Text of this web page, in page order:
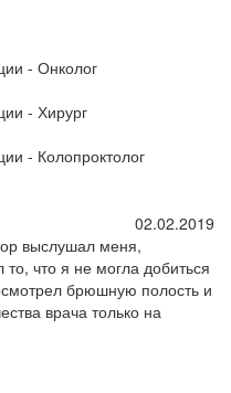
- Онколог
- Хирург
- Колопроктолог
02.02.2019
выслушал меня,
что я не могла добиться
брюшную полость и
врача только на